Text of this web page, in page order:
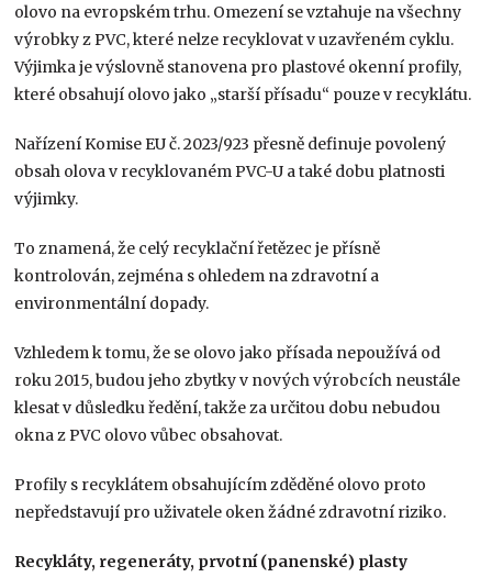
olovo na evropském trhu. Omezení se vztahuje na všechny
výrobky z PVC, které nelze recyklovat v uzavřeném cyklu.
Výjimka je výslovně stanovena pro plastové okenní profily,
které obsahují olovo jako „starší přísadu“ pouze v recyklátu.
Nařízení Komise EU č. 2023/923 přesně definuje povolený
obsah olova v recyklovaném PVC-U a také dobu platnosti
výjimky.
To znamená, že celý recyklační řetězec je přísně
kontrolován, zejména s ohledem na zdravotní a
environmentální dopady.
Vzhledem k tomu, že se olovo jako přísada nepoužívá od
roku 2015, budou jeho zbytky v nových výrobcích neustále
klesat v důsledku ředění, takže za určitou dobu nebudou
okna z PVC olovo vůbec obsahovat.
Profily s recyklátem obsahujícím zděděné olovo proto
nepředstavují pro uživatele oken žádné zdravotní riziko.
Recykláty, regeneráty, prvotní (panenské) plasty